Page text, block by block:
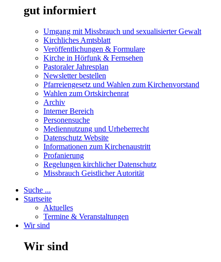
gut informiert
Umgang mit Missbrauch und sexualisierter Gewalt
Kirchliches Amtsblatt
Veröffentlichungen & Formulare
Kirche in Hörfunk & Fernsehen
Pastoraler Jahresplan
Newsletter bestellen
Pfarreiengesetz und Wahlen zum Kirchenvorstand
Wahlen zum Ortskirchenrat
Archiv
Interner Bereich
Personensuche
Mediennutzung und Urheberrecht
Datenschutz Website
Informationen zum Kirchenaustritt
Profanierung
Regelungen kirchlicher Datenschutz
Missbrauch Geistlicher Autorität
Suche ...
Startseite
Aktuelles
Termine & Veranstaltungen
Wir sind
Wir sind